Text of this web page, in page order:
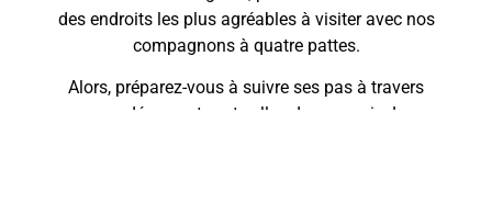
des endroits les plus agréables à visiter avec nos
compagnons à quatre pattes.
Alors, préparez-vous à suivre ses pas à travers
ses découvertes et celles de ses amis !